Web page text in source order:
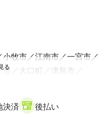
小牧市 江南市
一宮市
市 大口町
津島市
市
決済 後払い